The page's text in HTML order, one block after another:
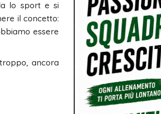
lo sport e si
il concetto:
essere
ancora